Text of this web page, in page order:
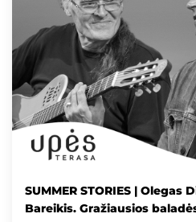
SUMMER STORIES | Olegas
Bareikis. Gražiausios